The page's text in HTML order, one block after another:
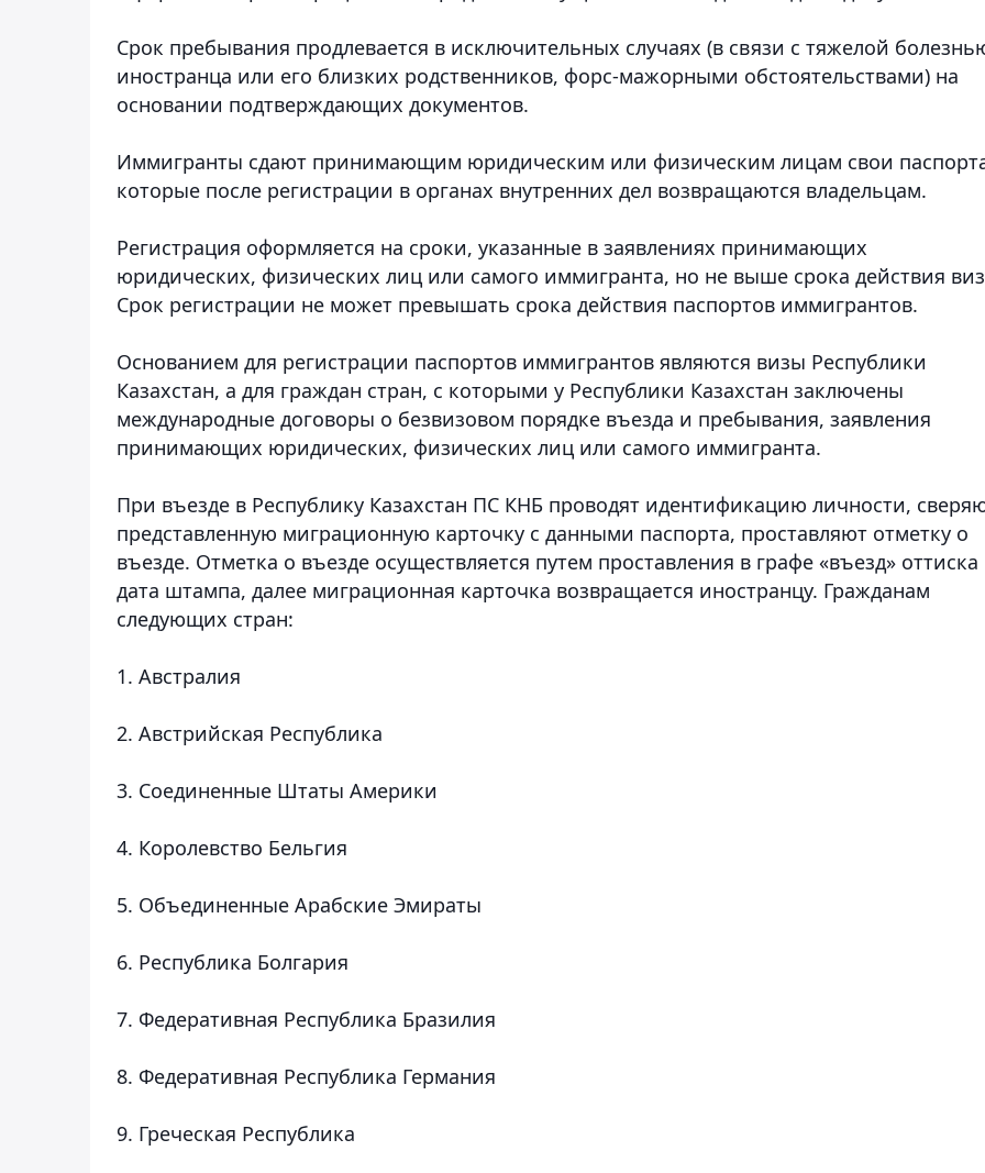
Срок пребывания продлевается в исключительных случаях (в связи с тяжелой
иностранца или его близких родственников, форс-мажорными обстоятельствами) на
основании подтверждающих документов.
Иммигранты сдают принимающим юридическим или физическим лицам свои
которые после регистрации в органах внутренних дел возвращаются владельцам.
Регистрация оформляется на сроки, указанные в заявлениях принимающих
юридических, физических лиц или самого иммигранта, но не выше срока действия
Срок регистрации не может превышать срока действия паспортов иммигрантов.
Основанием для регистрации паспортов иммигрантов являются визы Республики
Казахстан, а для граждан стран, с которыми у Республики Казахстан заключены
международные договоры о безвизовом порядке въезда и пребывания, заявления
принимающих юридических, физических лиц или самого иммигранта.
При въезде в Республику Казахстан ПС КНБ проводят идентификацию личности,
представленную миграционную карточку с данными паспорта, проставляют отметку о
въезде. Отметка о въезде осуществляется путем проставления в графе «въезд» оттиска
дата штампа, далее миграционная карточка возвращается иностранцу. Гражданам
следующих стран:
1. Австралия
2. Австрийская Республика
3. Соединенные Штаты Америки
4. Королевство Бельгия
5. Объединенные Арабские Эмираты
6. Республика Болгария
7. Федеративная Республика Бразилия
8. Федеративная Республика Германия
9. Греческая Республика